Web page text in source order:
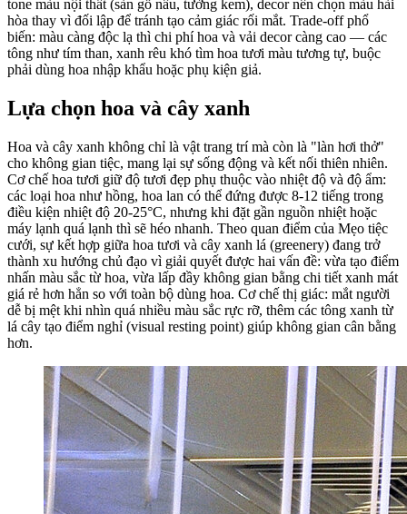
tone màu nội thất (sàn gỗ nâu, tường kem), decor nên chọn màu hài
hòa thay vì đối lập để tránh tạo cảm giác rối mắt. Trade-off phổ
biến: màu càng độc lạ thì chi phí hoa và vải decor càng cao — các
tông như tím than, xanh rêu khó tìm hoa tươi màu tương tự, buộc
phải dùng hoa nhập khẩu hoặc phụ kiện giả.
Lựa chọn hoa và cây xanh
Hoa và cây xanh không chỉ là vật trang trí mà còn là "làn hơi thở"
cho không gian tiệc, mang lại sự sống động và kết nối thiên nhiên.
Cơ chế hoa tươi giữ độ tươi đẹp phụ thuộc vào nhiệt độ và độ ẩm:
các loại hoa như hồng, hoa lan có thể đứng được 8-12 tiếng trong
điều kiện nhiệt độ 20-25°C, nhưng khi đặt gần nguồn nhiệt hoặc
máy lạnh quá lạnh thì sẽ héo nhanh. Theo quan điểm của Mẹo tiệc
cưới, sự kết hợp giữa hoa tươi và cây xanh lá (greenery) đang trở
thành xu hướng chủ đạo vì giải quyết được hai vấn đề: vừa tạo điểm
nhấn màu sắc từ hoa, vừa lấp đầy không gian bằng chi tiết xanh mát
giá rẻ hơn hẳn so với toàn bộ dùng hoa. Cơ chế thị giác: mắt người
dễ bị mệt khi nhìn quá nhiều màu sắc rực rỡ, thêm các tông xanh từ
lá cây tạo điểm nghỉ (visual resting point) giúp không gian cân bằng
hơn.